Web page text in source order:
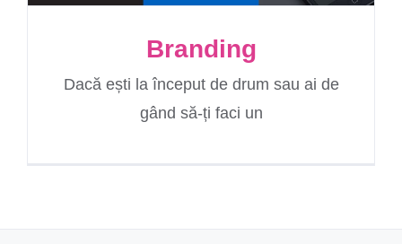
Branding
Dacă ești la început de drum sau ai de
gând să-ți faci un